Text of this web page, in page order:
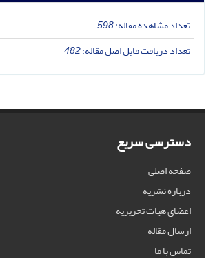
تعداد مشاهده مقاله:598
تعداد دریافت فایل اصل مقاله:482
دسترسی سریع
صفحه اصلی
درباره نشریه
اعضای هیات تحریریه
ارسال مقاله
تماس با ما